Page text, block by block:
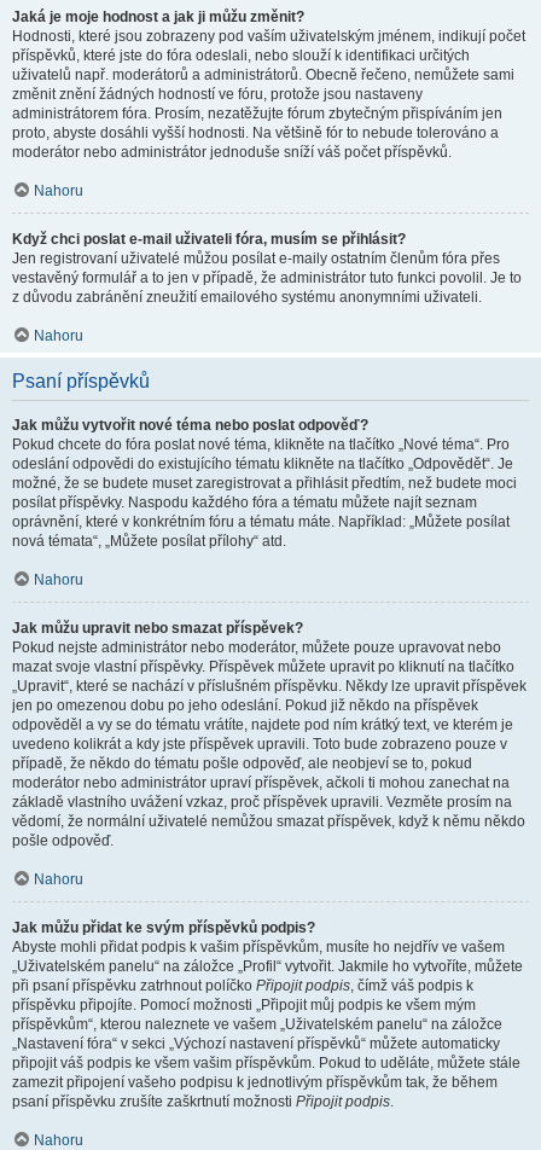
Jaká je moje hodnost a jak ji můžu změnit?
Hodnosti, které jsou zobrazeny pod vaším uživatelským jménem, indikují počet
příspěvků, které jste do fóra odeslali, nebo slouží k identifikaci určitých
uživatelů např. moderátorů a administrátorů. Obecně řečeno, nemůžete sami
změnit znění žádných hodností ve fóru, protože jsou nastaveny
administrátorem fóra. Prosím, nezatěžujte fórum zbytečným přispíváním jen
proto, abyste dosáhli vyšší hodnosti. Na většině fór to nebude tolerováno a
moderátor nebo administrátor jednoduše sníží váš počet příspěvků.
Nahoru
Když chci poslat e-mail uživateli fóra, musím se přihlásit?
Jen registrovaní uživatelé můžou posílat e-maily ostatním členům fóra přes
vestavěný formulář a to jen v případě, že administrátor tuto funkci povolil. Je to
z důvodu zabránění zneužití emailového systému anonymními uživateli.
Nahoru
Psaní příspěvků
Jak můžu vytvořit nové téma nebo poslat odpověď?
Pokud chcete do fóra poslat nové téma, klikněte na tlačítko „Nové téma“. Pro
odeslání odpovědi do existujícího tématu klikněte na tlačítko „Odpovědět“. Je
možné, že se budete muset zaregistrovat a přihlásit předtím, než budete moci
posílat příspěvky. Naspodu každého fóra a tématu můžete najít seznam
oprávnění, které v konkrétním fóru a tématu máte. Například: „Můžete posílat
nová témata“, „Můžete posílat přílohy“ atd.
Nahoru
Jak můžu upravit nebo smazat příspěvek?
Pokud nejste administrátor nebo moderátor, můžete pouze upravovat nebo
mazat svoje vlastní příspěvky. Příspěvek můžete upravit po kliknutí na tlačítko
„Upravit“, které se nachází v příslušném příspěvku. Někdy lze upravit příspěvek
jen po omezenou dobu po jeho odeslání. Pokud již někdo na příspěvek
odpověděl a vy se do tématu vrátíte, najdete pod ním krátký text, ve kterém je
uvedeno kolikrát a kdy jste příspěvek upravili. Toto bude zobrazeno pouze v
případě, že někdo do tématu pošle odpověď, ale neobjeví se to, pokud
moderátor nebo administrátor upraví příspěvek, ačkoli ti mohou zanechat na
základě vlastního uvážení vzkaz, proč příspěvek upravili. Vezměte prosím na
vědomí, že normální uživatelé nemůžou smazat příspěvek, když k němu někdo
pošle odpověď.
Nahoru
Jak můžu přidat ke svým příspěvků podpis?
Abyste mohli přidat podpis k vašim příspěvkům, musíte ho nejdřív ve vašem
„Uživatelském panelu“ na záložce „Profil“ vytvořit. Jakmile ho vytvoříte, můžete
při psaní příspěvku zatrhnout políčko Připojit podpis, čímž váš podpis k
příspěvku připojíte. Pomocí možnosti „Připojit můj podpis ke všem mým
příspěvkům“, kterou naleznete ve vašem „Uživatelském panelu“ na záložce
„Nastavení fóra“ v sekci „Výchozí nastavení příspěvků“ můžete automaticky
připojit váš podpis ke všem vašim příspěvkům. Pokud to uděláte, můžete stále
zamezit připojení vašeho podpisu k jednotlivým příspěvkům tak, že během
psaní příspěvku zrušíte zaškrtnutí možnosti Připojit podpis.
Nahoru